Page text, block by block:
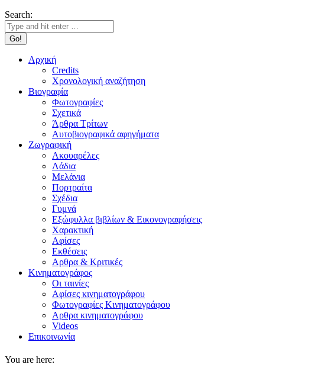
Search:
Αρχική
Credits
Χρονολογική αναζήτηση
Βιογραφία
Φωτογραφίες
Σχετικά
Άρθρα Τρίτων
Αυτοβιογραφικά αφηγήματα
Ζωγραφική
Ακουαρέλες
Λάδια
Μελάνια
Πορτραίτα
Σχέδια
Γυμνά
Εξώφυλλα βιβλίων & Εικονογραφήσεις
Χαρακτική
Αφίσες
Εκθέσεις
Αρθρα & Κριτικές
Κινηματογράφος
Οι ταινίες
Αφίσες κινηματογράφου
Φωτογραφίες Κινηματογράφου
Αρθρα κινηματογράφου
Videos
Επικοινωνία
You are here: